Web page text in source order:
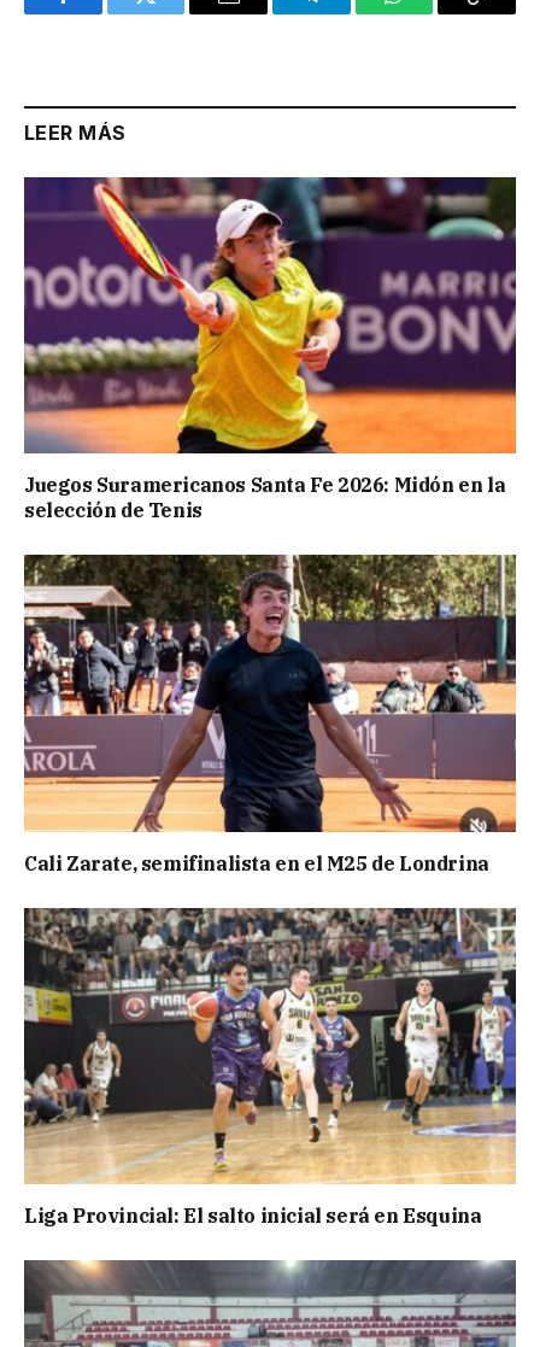
FacebookTwitter Email TelegramWhatsAppCopy
LEER MÁS
Juegos Suramericanos Santa Fe 2026: Midón en la
selección de Tenis
Cali Zarate, semifinalista en el M25 de Londrina
Liga Provincial: El salto inicial será en Esquina